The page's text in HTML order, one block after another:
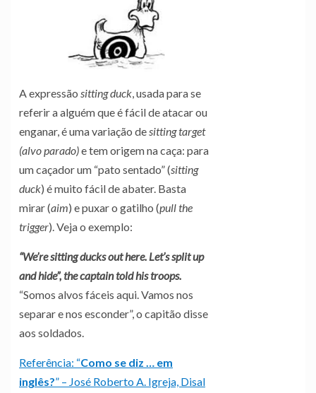
A expressão sitting duck, usada para se
referir a alguém que é fácil de atacar ou
enganar, é uma variação desitting target
(alvo parado)e tem origem na caça: para
um caçador um “pato sentado” (sitting
duck) é muito fácil de abater. Basta
mirar (aim) e puxar o gatilho (pull the
trigger). Veja o exemplo:
“We’re sitting ducks out here. Let’s split up
and hide”, the captain told his troops.
“Somos alvos fáceis aqui. Vamos nos
separar e nos esconder”, o capitão disse
aos soldados.
Referência: “Como se diz … em
inglês?” – José Roberto A. Igreja, Disal